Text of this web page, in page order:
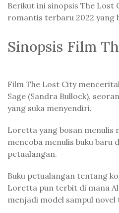
Berikut ini sinopsis The Lost
romantis terbaru 2022 yang
Sinopsis Film
Film The Lost City
Sage (Sandra Bullock),
yang suka menyendiri.
Loretta yang bosan menulis
mencoba menulis buku baru
petualangan.
Buku petualangan tentang
Loretta pun terbit di mana
menjadi model sampul novel